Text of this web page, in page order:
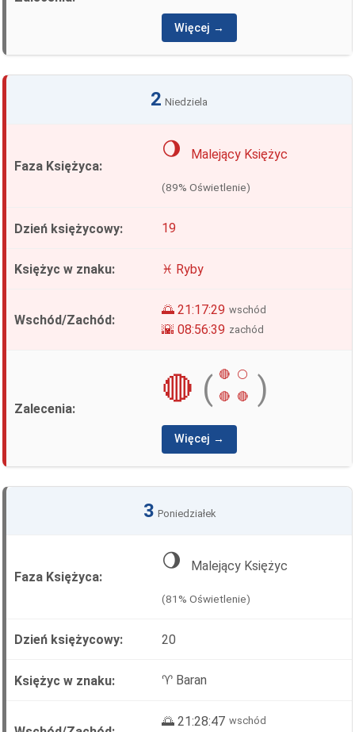
Więcej →
2 Niedziela
🌖 Malejący Księżyc
(89% Oświetlenie)
19
♓ Ryby
🌅 21:17:29 wschód
🌇 08:56:39 zachód
🔴 ( 🔴
⚪
🔴
🔴 )
Więcej →
3 Poniedziałek
🌖 Malejący Księżyc
(81% Oświetlenie)
20
♈ Baran
🌅 21:28:47 wschód